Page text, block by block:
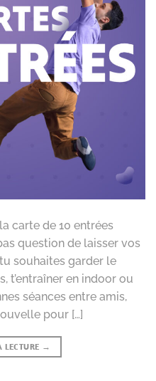
carte de 10 entrées
question de laisser vos
souhaites garder le
t’entraîner en indoor ou
séances entre amis,
pour […]
LECTURE →